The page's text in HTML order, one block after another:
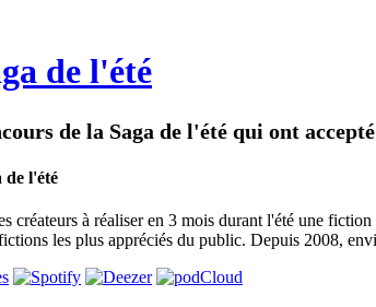
de l'été
de la Saga de l'été qui ont
de l'été
créateurs à réaliser en 3 mois durant l'été une
les plus appréciés du public. Depuis 2008,